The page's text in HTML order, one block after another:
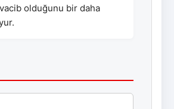
olduğunu bir daha